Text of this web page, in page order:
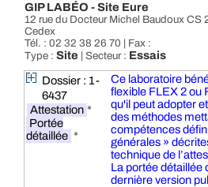
GIP LABÉO - Site Eure
12 rue du Docteur Michel Baudoux CS
Cedex
Tél. : 02 32 38 26 70 | Fax :
Type : Site | Secteur : Essais
Dossier : 1-
6437
Attestation *
Portée
détaillée *
Ce laboratoire
flexible FLEX 2 ou
qu'il peut adopter
des méthodes
compétences
générales »
technique de
La portée détaillée
dernière version